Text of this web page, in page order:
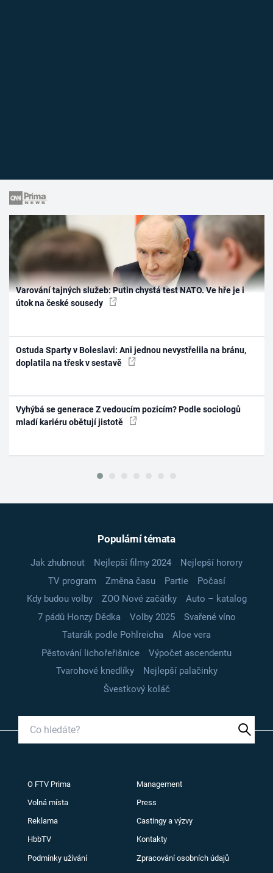
Varování tajných služeb: Putin chystá test NATO. Ve hře je i
útok na české sousedy
Ostuda Sparty v Boleslavi: Ani jednou nevystřelila na bránu,
doplatila na třesk v sestavě
Vyhýbá se generace Z vedoucím pozicím? Podle sociologů
mladí kariéru obětují jistotě
Populární témata
Jak zhubnout Nejlepší filmy 2024
Nejlepší horory
TV program
Změna času Partie
Počasí
Kdy budou volby
ZOO Nové začátky
Auto – katalog
7 pádů Honzy Dědka
Volby 2025
Svařené víno
Tatarák podle Pohlreicha
Aloe vera
Pěstování lichořeřišnice
Výpočet ascendentu
Tvarohové knedlíky
Nejlepší palačinky
Švestkový koláč
O FTV Prima Management
Volná místa Press
Reklama Castingy a výzvy
HbbTV Kontakty
Podmínky užívání Zpracování osobních údajů